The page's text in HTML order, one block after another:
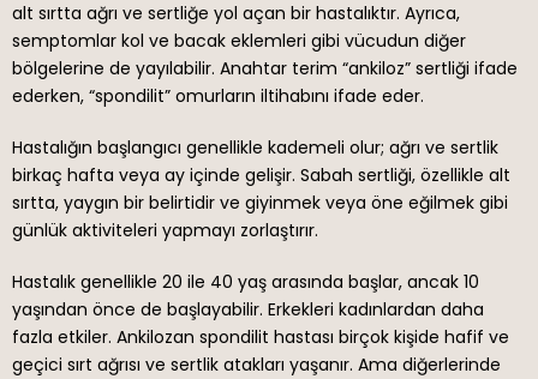
alt sırtta ağrı ve sertliğe yol açan bir hastalıktır. Ayrıca,
semptomlar kol ve bacak eklemleri gibi vücudun diğer
bölgelerine de yayılabilir. Anahtar terim “ankiloz” sertliği ifade
ederken, “spondilit” omurların iltihabını ifade eder.
Hastalığın başlangıcı genellikle kademeli olur; ağrı ve sertlik
birkaç hafta veya ay içinde gelişir. Sabah sertliği, özellikle alt
sırtta, yaygın bir belirtidir ve giyinmek veya öne eğilmek gibi
günlük aktiviteleri yapmayı zorlaştırır.
Hastalık genellikle 20 ile 40 yaş arasında başlar, ancak 10
yaşından önce de başlayabilir. Erkekleri kadınlardan daha
fazla etkiler. Ankilozan spondilit hastası birçok kişide hafif ve
geçici sırt ağrısı ve sertlik atakları yaşanır. Ama diğerlerinde